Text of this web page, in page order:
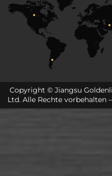
Copyright © Jiangsu
Ltd. Alle Rechte vorbehalten